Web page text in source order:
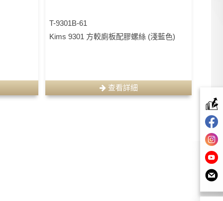
T-9301B-61
Kims 9301 方較廁板配膠螺絲 (淺藍色)
查看詳細